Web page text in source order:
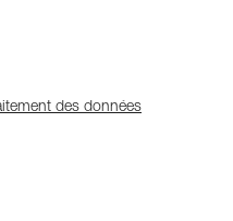
des données